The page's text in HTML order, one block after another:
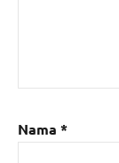
Nama *